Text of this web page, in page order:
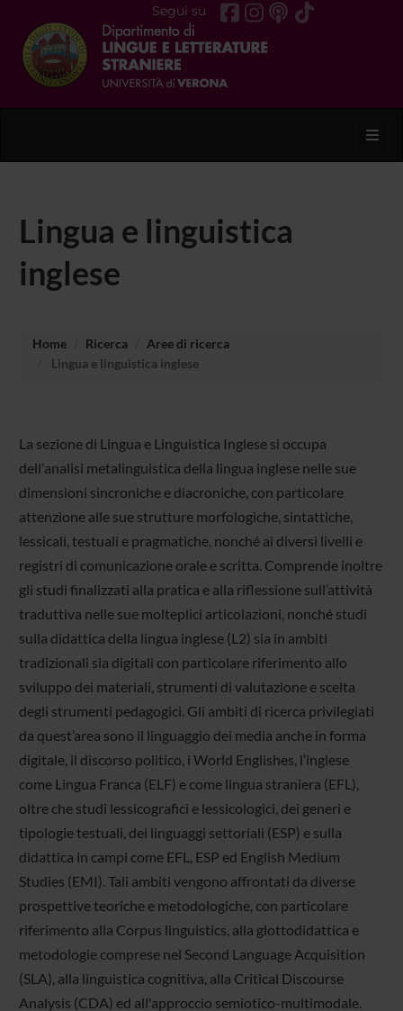
Segui su
Lingua e linguistica
inglese
Home Ricerca
Aree di ricerca
Lingua e linguistica inglese
La sezione di Lingua e Linguistica Inglese si occupa
dell'analisi metalinguistica della lingua inglese nelle sue
dimensioni sincroniche e diacroniche, con particolare
attenzione alle sue strutture morfologiche, sintattiche,
lessicali, testuali e pragmatiche, nonché ai diversi livelli e
registri di comunicazione orale e scritta. Comprende inoltre
gli studi finalizzati alla pratica e alla riflessione sull’attività
traduttiva nelle sue molteplici articolazioni, nonché studi
sulla didattica della lingua inglese (L2) sia in ambiti
tradizionali sia digitali con particolare riferimento allo
sviluppo dei materiali, strumenti di valutazione e scelta
degli strumenti pedagogici. Gli ambiti di ricerca privilegiati
da quest’area sono il linguaggio dei media anche in forma
digitale, il discorso politico, i World Englishes, l’inglese
come Lingua Franca (ELF) e come lingua straniera (EFL),
oltre che studi lessicografici e lessicologici, dei generi e
tipologie testuali, dei linguaggi settoriali (ESP) e sulla
didattica in campi come EFL, ESP ed English Medium
Studies (EMI). Tali ambiti vengono affrontati da diverse
prospettive teoriche e metodologiche, con particolare
riferimento alla Corpus linguistics, alla glottodidattica e
metodologie comprese nel Second Language Acquisition
(SLA), alla linguistica cognitiva, alla Critical Discourse
Analysis (CDA) ed all'approccio semiotico-multimodale.